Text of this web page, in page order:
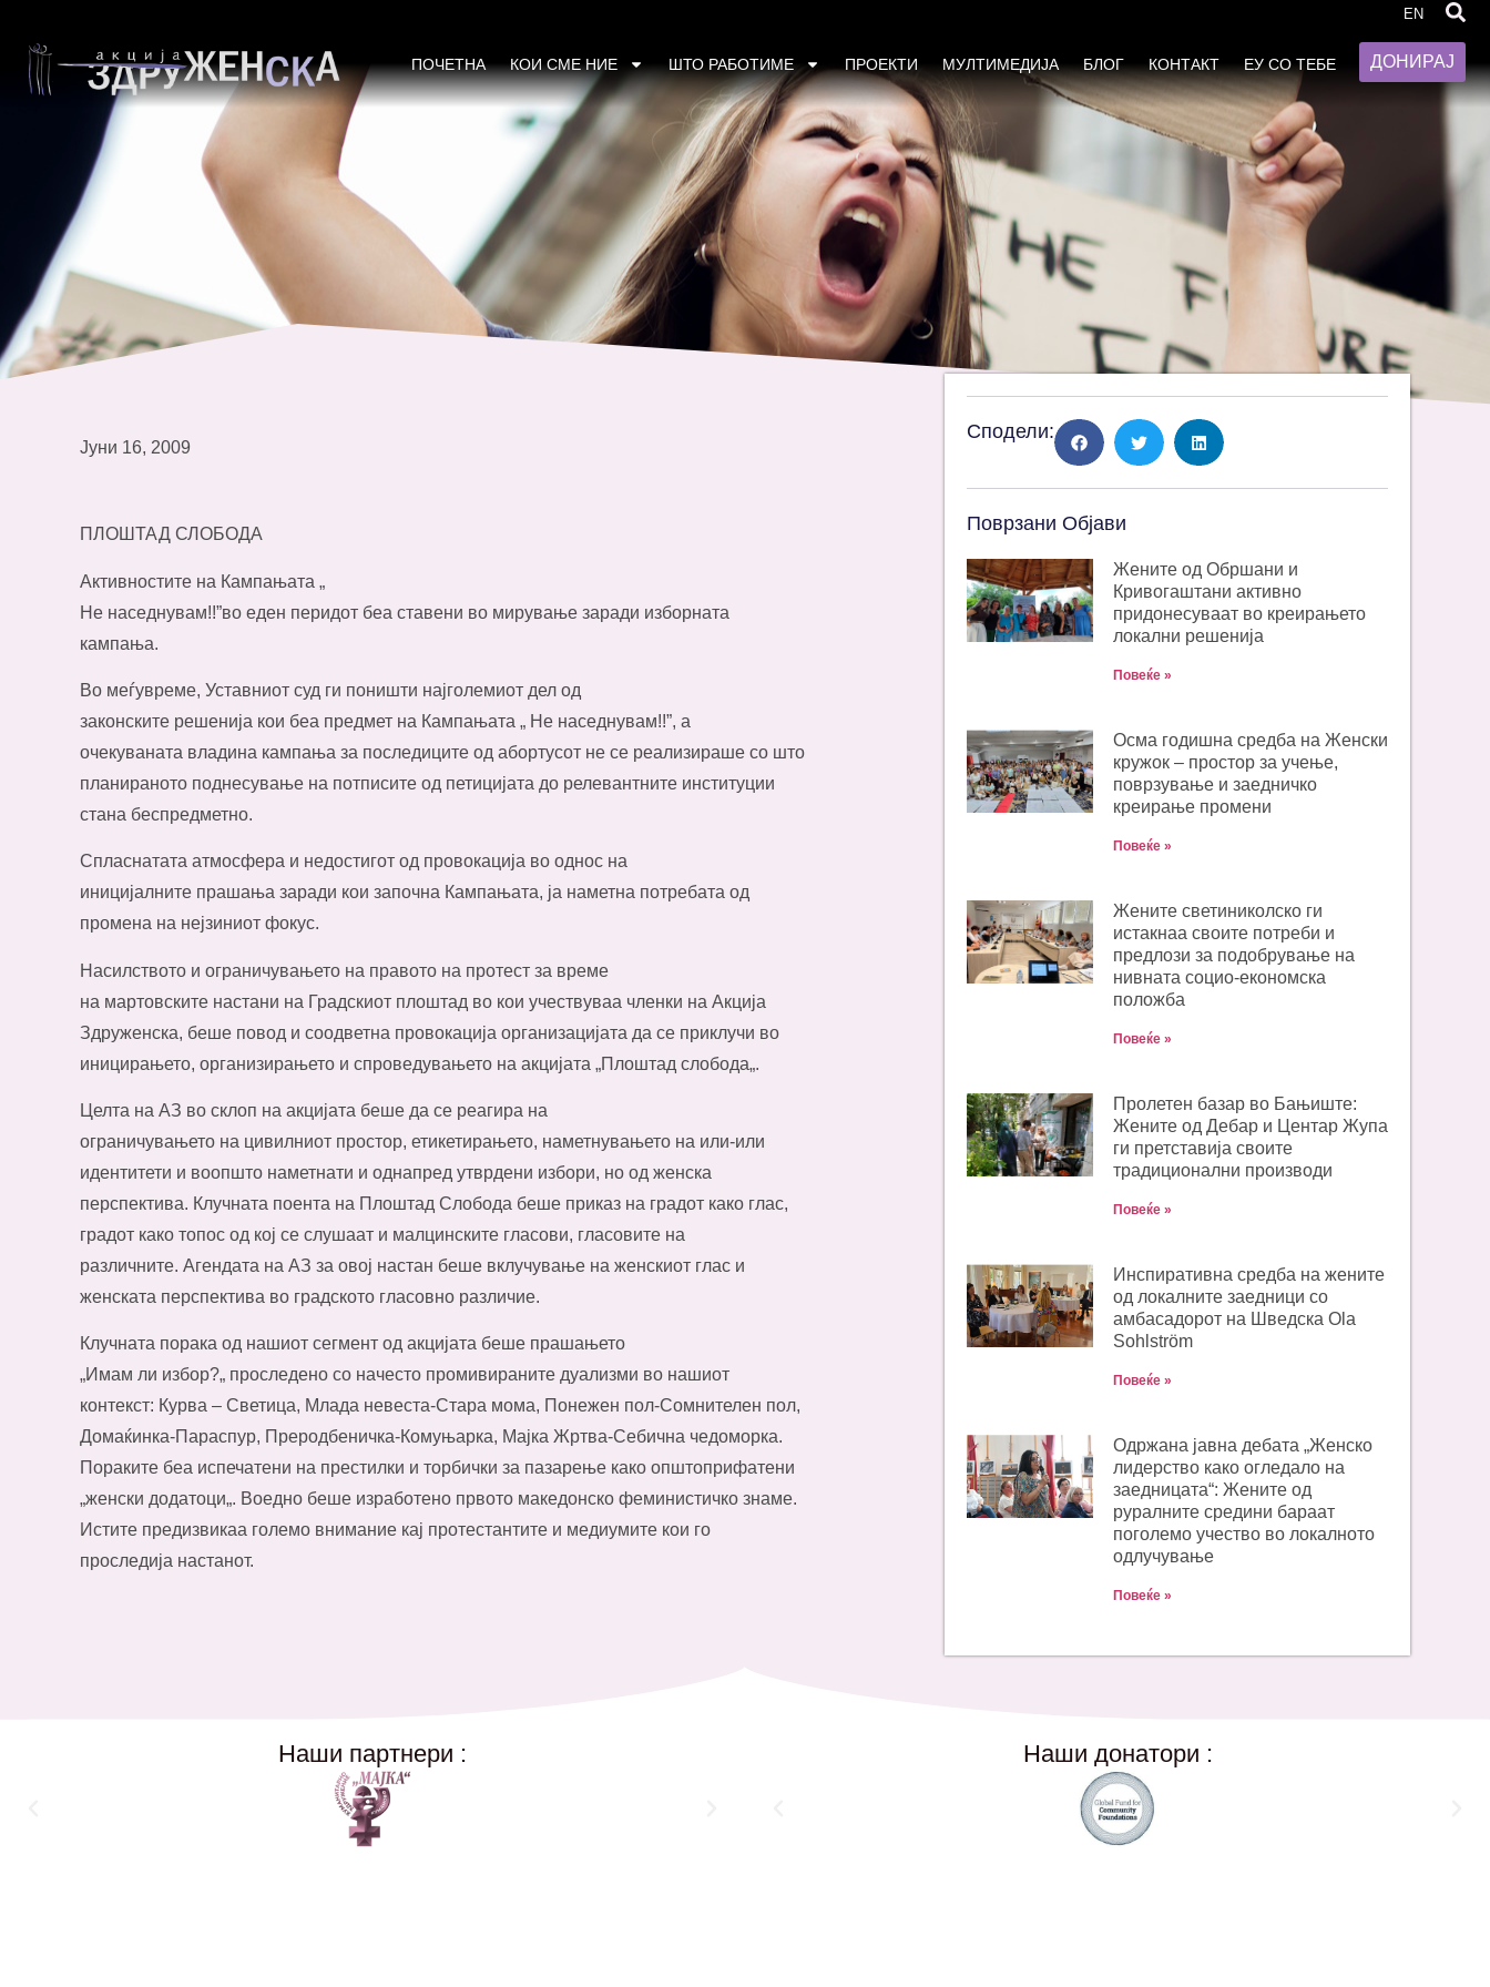
EN
ПОЧЕТНА КОИ СМЕ НИЕ ШТО РАБОТИМЕ ПРОЕКТИ МУЛТИМЕДИЈА БЛОГ КОНТАКТ ЕУ СО ТЕБЕ ДОНИРАЈ
Јуни 16, 2009
ПЛОШТАД СЛОБОДА
Активностите на Кампањата „
Не наседнувам!!”во еден перидот беа ставени во мирување заради изборната
кампања.
Во меѓувреме, Уставниот суд ги поништи најголемиот дел од
законските решенија кои беа предмет на Кампањата „ Не наседнувам!!”, а
очекуваната владина кампања за последиците од абортусот не се реализираше со што
планираното поднесување на потписите од петицијата до релевантните институции
стана беспредметно.
Спласнатата атмосфера и недостигот од провокација во однос на
иницијалните прашања заради кои започна Кампањата, ја наметна потребата од
промена на нејзиниот фокус.
Насилството и ограничувањето на правото на протест за време
на мартовските настани на Градскиот плоштад во кои учествуваа членки на Акција
Здруженска, беше повод и соодветна провокација организацијата да се приклучи во
иницирањето, организирањето и спроведувањето на акцијата „Плоштад слобода„.
Целта на АЗ во склоп на акцијата беше да се реагира на
ограничувањето на цивилниот простор, етикетирањето, наметнувањето на или-или
идентитети и воопшто наметнати и однапред утврдени избори, но од женска
перспектива. Клучната поента на Плоштад Слобода беше приказ на градот како глас,
градот како топос од кој се слушаат и малцинските гласови, гласовите на
различните. Агендата на АЗ за овој настан беше вклучување на женскиот глас и
женската перспектива во градското гласовно различие.
Клучната порака од нашиот сегмент од акцијата беше прашањето
„Имам ли избор?„ проследено со начесто промивираните дуализми во нашиот
контекст: Курва – Светица, Млада невеста-Стара мома, Понежен пол-Сомнителен пол,
Домаќинка-Параспур, Преродбеничка-Комуњарка, Мајка Жртва-Себична чедоморка.
Пораките беа испечатени на престилки и торбички за пазарење како општоприфатени
„женски додатоци„. Воедно беше изработено првото македонско феминистичко знаме.
Истите предизвикаа големо внимание кај протестантите и медиумите кои го
проследија настанот.
Сподели:
Поврзани Објави
Жените од Обршани и
Кривогаштани активно
придонесуваат во креирањето
локални решенија
Повеќе »
Oсма годишна средба на Женски
кружок – простор за учење,
поврзување и заедничко
креирање промени
Повеќе »
Жените светиниколско ги
истакнаа своите потреби и
предлози за подобрување на
нивната социо-економска
положба
Повеќе »
Пролетен базар во Бањиште:
Жените од Дебар и Центар Жупа
ги претставија своите
традиционални производи
Повеќе »
Инспиративна средба на жените
од локалните заедници со
амбасадорот на Шведска Ola
Sohlström
Повеќе »
Одржана јавна дебата „Женско
лидерство како огледало на
заедницата“: Жените од
руралните средини бараат
поголемо учество во локалното
одлучување
Повеќе »
Наши партнери : Наши донатори :